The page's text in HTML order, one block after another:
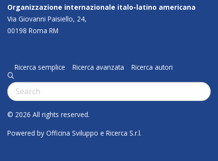
Organizzazione internazionale italo-latino americana
Via Giovanni Paisiello, 24,
00198 Roma RM
Ricerca semplice Ricerca avanzata Ricerca autori
q
Cerca:
© 2026 All rights reserved.
Powered by Officina Sviluppo e Ricerca S.r.l.